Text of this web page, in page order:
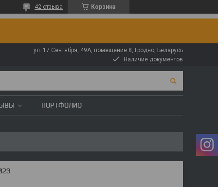
Корзина
42 отзыва
ул. 17 Сентября, 49А, помещение 8, Гродно, Беларусь
Наличие документов
ПОРТФОЛИО